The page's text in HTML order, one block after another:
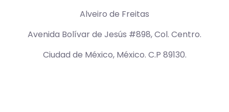
Alveiro de Freitas
Avenida Bolívar de Jesús #898, Col. Centro.
Ciudad de México, México. C.P 89130.